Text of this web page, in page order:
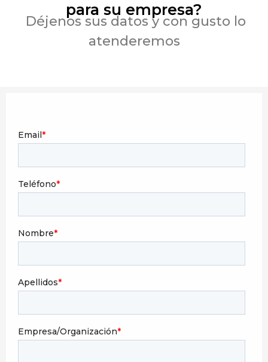
para su empresa?
Déjenos sus datos y con gusto lo
atenderemos